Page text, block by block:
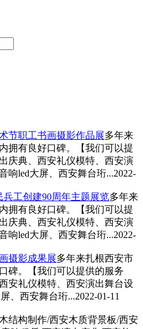
节职工书画摄影作品展多年来
拥有良好口碑。【我们可以提
庆典 、西安礼仪模特、西安演
响led大屏、西安舞台珩...2022-
兵工创建90周年主题展览多年来
拥有良好口碑。【我们可以提
庆典 、西安礼仪模特、西安演
响led大屏、西安舞台珩...2022-
摄影成果展多年来扎根西安市
碑。【我们可以提供的服务
西安礼仪模特、西安演出舞台设
、西安舞台珩...2022-01-11
结构制作/西安木质背景板/西安